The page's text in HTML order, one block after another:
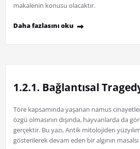
makalenin konusu olacaktır.
Daha fazlasını oku
1.2.1. Bağlantısal
Töre kapsamında yaşanan namus
özgü olmasının dışında, hayvanlarda da
gerçektir. Bu yazı, Antik mitolojiden
gösterilerek devam eden bir algının